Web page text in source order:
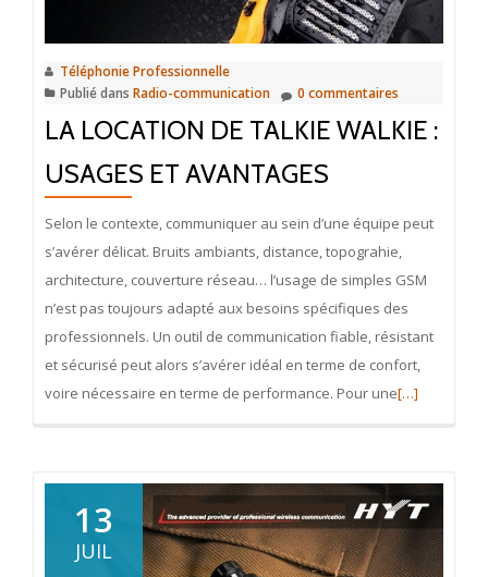
Téléphonie Professionnelle
Publié dans Radio-communication 0 commentaires
LA LOCATION DE TALKIE WALKIE :
USAGES ET AVANTAGES
Selon le contexte, communiquer au sein d’une équipe peut
s’avérer délicat. Bruits ambiants, distance, topograhie,
architecture, couverture réseau… l’usage de simples GSM
n’est pas toujours adapté aux besoins spécifiques des
professionnels. Un outil de communication fiable, résistant
et sécurisé peut alors s’avérer idéal en terme de confort,
voire nécessaire en terme de performance. Pour uneEn
location
de
Talkie
[…]
13
JUIL